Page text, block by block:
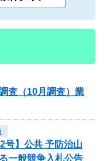
査（10月調査）業
号】公共 予防治山
一般競争入札公告